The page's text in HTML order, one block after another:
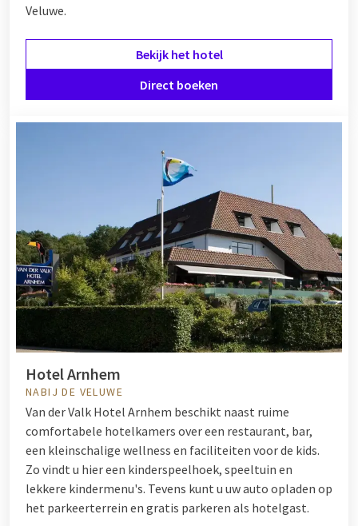
Veluwe.
Bekijk het hotel
Direct boeken
Hotel Arnhem
NABIJ DE VELUWE
Van der Valk Hotel Arnhem beschikt naast ruime
comfortabele hotelkamers over een restaurant, bar,
een kleinschalige wellness en faciliteiten voor de kids.
Zo vindt u hier een kinderspeelhoek, speeltuin en
lekkere kindermenu's. Tevens kunt u uw auto opladen op
het parkeerterrein en gratis parkeren als hotelgast.